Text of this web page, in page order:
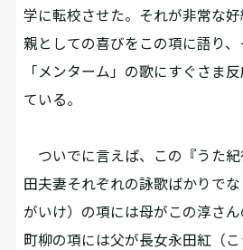
学に転校させた。それが非常な
親としての喜びをこの項に語り
「メンターム」の歌にすぐさま
ている。
ついでに言えば、この『うた
田夫妻それぞれの詠歌ばかりで
がいけ）の項には母がこの淳さ
町柳の項には父が長女永田紅（